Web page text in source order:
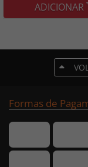
ADICIONAR
Formas de